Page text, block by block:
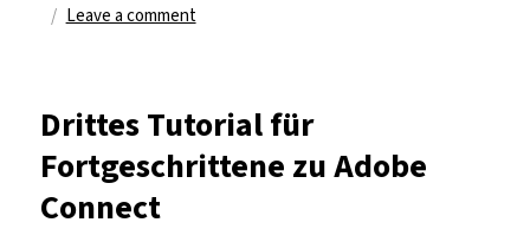
on
Leave a commenton
Fortgeschrittene
zu
Adobe
Drittes Tutorial für
Fortgeschrittene zu Adobe
Connect